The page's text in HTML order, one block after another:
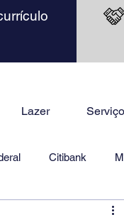
Lazer
Citibank